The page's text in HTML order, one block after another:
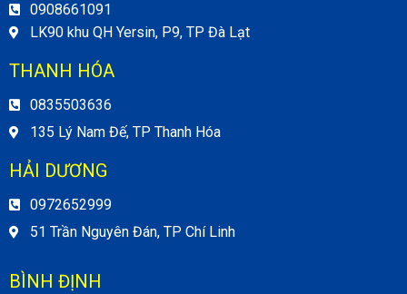
0908661091
LK90 khu QH Yersin, P9, TP Đà Lạt
THANH HÓA
0835503636
135 Lý Nam Đế, TP Thanh Hóa
HẢI DƯƠNG
0972652999
51 Trần Nguyên Đán, TP Chí Linh
BÌNH ĐỊNH